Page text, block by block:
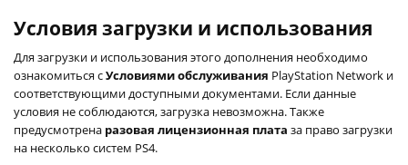
Условия загрузки и использования
Для загрузки и использования этого дополнения необходимо
ознакомиться сУсловиями обслуживания PlayStation Network и
соответствующими доступными документами. Если данные
условия не соблюдаются, загрузка невозможна. Также
предусмотрена разовая лицензионная плата за право загрузки
на несколько систем PS4.